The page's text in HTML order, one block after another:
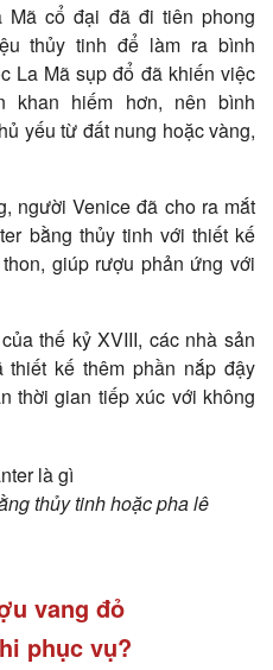
cổ đại đã đi tiên phong
thủy tinh để làm ra bình
La Mã sụp đổ đã khiến việc
khan hiếm hơn, nên bình
yếu từ đất nung hoặc vàng,
người Venice đã cho ra mắt
bằng thủy tinh với thiết kế
giúp rượu phản ứng với
thế kỷ XVIII, các nhà sản
thiết kế thêm phần nắp đậy
thời gian tiếp xúc với không
thủy tinh hoặc pha lê
vang đỏ
phục vụ?